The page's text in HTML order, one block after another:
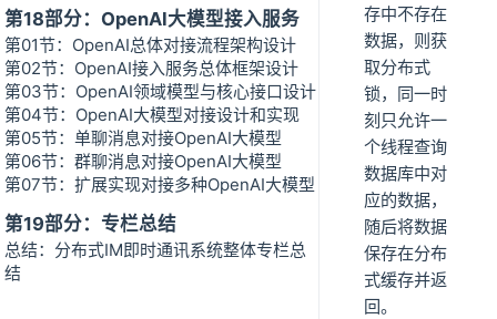
第18部分：OpenAI大模型接入服务
第01节：OpenAI总体对接流程架构设计
第02节：OpenAI接入服务总体框架设计
第03节：OpenAI领域模型与核心接口设计
第04节：OpenAI大模型对接设计和实现
第05节：单聊消息对接OpenAI大模型
第06节：群聊消息对接OpenAI大模型
第07节：扩展实现对接多种OpenAI大模型
第19部分：专栏总结
总结：分布式IM即时通讯系统整体专栏总
结
存中不存在
数据，则获
取分布式
锁，同一时
刻只允许一
个线程查询
数据库中对
应的数据，
随后将数据
保存在分布
式缓存并返
回。